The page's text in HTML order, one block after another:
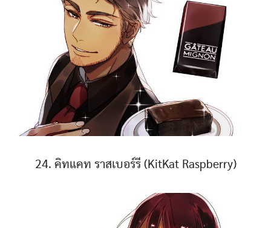
24. คิทแคท ราสเบอร์รี (KitKat Raspberry)